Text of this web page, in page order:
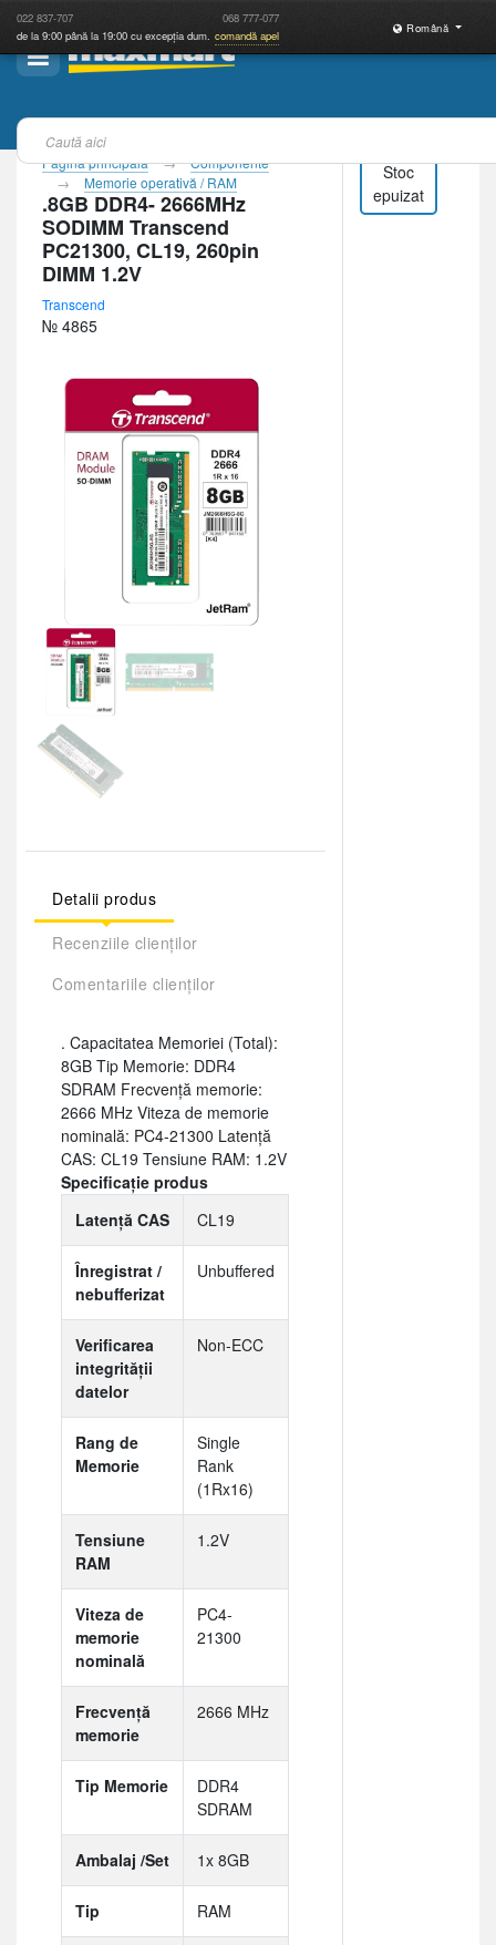
022 837-707 068 777-077
de la 9:00 până la 19:00 cu excepția dum. comandă apel
Română
Pagina principală
Componente
Memorie operativă / RAM
.8GB DDR4- 2666MHz
SODIMM Transcend
PC21300, CL19, 260pin
DIMM 1.2V
Transcend
№ 4865
Detalii produs
Recenziile clienților
Comentariile clienților
. Capacitatea Memoriei (Total):
8GB Tip Memorie: DDR4
SDRAM Frecvență memorie:
2666 MHz Viteza de memorie
nominală: PC4-21300 Latență
CAS: CL19 Tensiune RAM: 1.2V
Specificație produs
Latență CAS
CL19
Înregistrat /
nebufferizat
Unbuffered
Verificarea
integrității
datelor
Non-ECC
Rang de
Memorie
Single
Rank
(1Rx16)
Tensiune
RAM
1.2V
Viteza de
memorie
nominală
PC4-
21300
Frecvență
memorie
2666 MHz
Tip Memorie
DDR4
SDRAM
Ambalaj /Set 1x 8GB
Tip RAM
Stoc
epuizat